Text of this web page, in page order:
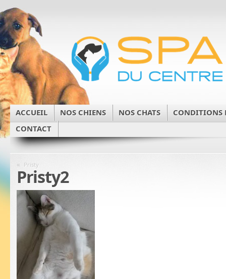
ACCUEIL NOS CHIENS NOS CHATS
CONDITIONS
CONTACT
« Pristy
Pristy2